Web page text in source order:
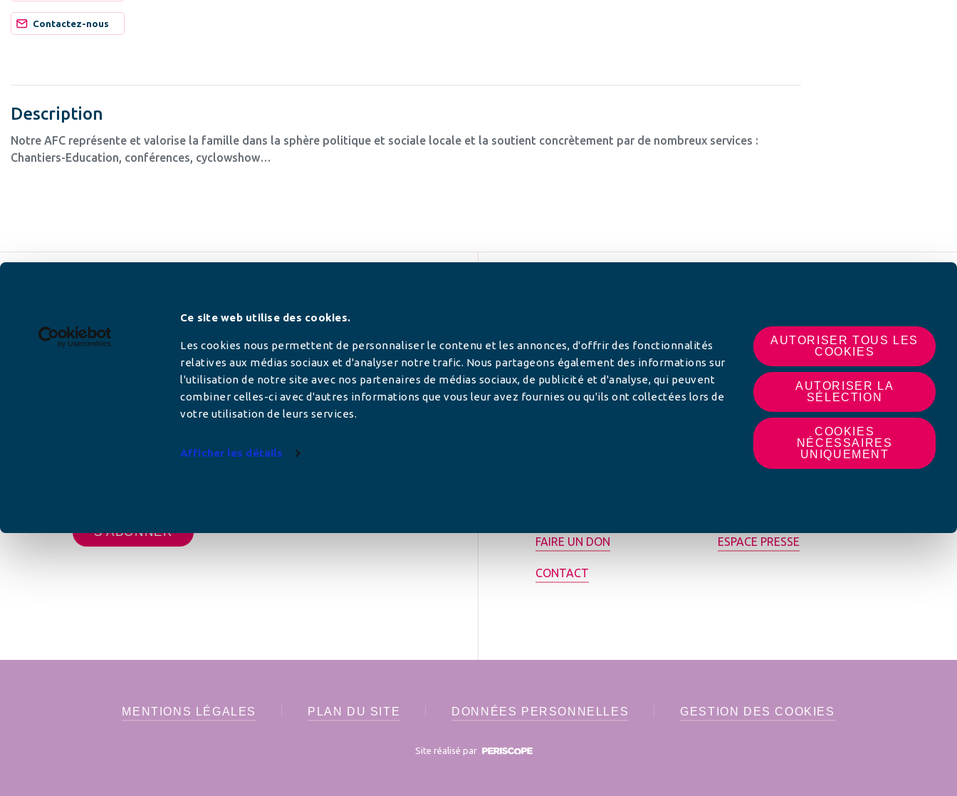
Ce site web utilise des cookies.
Les cookies nous permettent de personnaliser le contenu et les annonces, d'offrir des fonctionnalités
relatives aux médias sociaux et d'analyser notre trafic. Nous partageons également des informations sur
l'utilisation de notre site avec nos partenaires de médias sociaux, de publicité et d'analyse, qui peuvent
combiner celles-ci avec d'autres informations que vous leur avez fournies ou qu'ils ont collectées lors de
votre utilisation de leurs services.
Afficher les détails
AUTORISER TOUS LES
COOKIES
AUTORISER LA
SÉLECTION
COOKIES
NÉCESSAIRES
UNIQUEMENT
Contactez-nous
Description
Notre AFC représente et valorise la famille dans la sphère politique et sociale locale et la soutient concrètement par de nombreux services :
Chantiers-Education, conférences, cyclowshow…
Newsletter
FAIRE UN DON ESPACE PRESSE
CONTACT
MENTIONS LÉGALES PLAN DU SITE DONNÉES PERSONNELLES GESTION DES COOKIES
Site réalisé par